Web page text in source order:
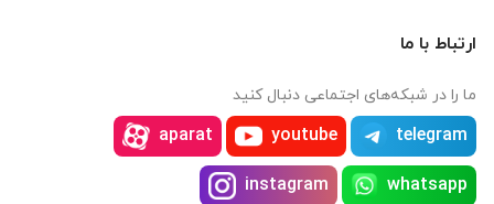
ارتباط با ما
ما را در شبکه‌های اجتماعی دنبال کنید
telegram
youtube
aparat
whatsapp
instagram